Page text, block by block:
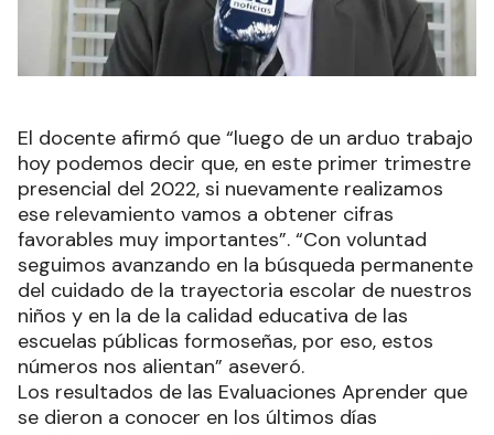
El docente afirmó que “luego de un arduo trabajo
hoy podemos decir que, en este primer trimestre
presencial del 2022, si nuevamente realizamos
ese relevamiento vamos a obtener cifras
favorables muy importantes”. “Con voluntad
seguimos avanzando en la búsqueda permanente
del cuidado de la trayectoria escolar de nuestros
niños y en la de la calidad educativa de las
escuelas públicas formoseñas, por eso, estos
números nos alientan” aseveró.
Los resultados de las Evaluaciones Aprender que
se dieron a conocer en los últimos días